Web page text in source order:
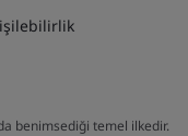
benimsediği temel ilkedir.